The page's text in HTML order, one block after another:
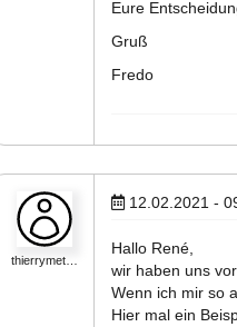
Eure
Gruß
Fredo
thierrymet…
12.02.2021 -
Hallo René,
wir haben uns
Wenn ich mir so
Hier mal ein